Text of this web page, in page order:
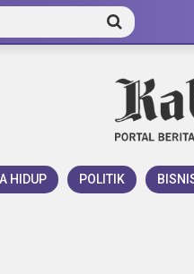
HIDUP POLITIK